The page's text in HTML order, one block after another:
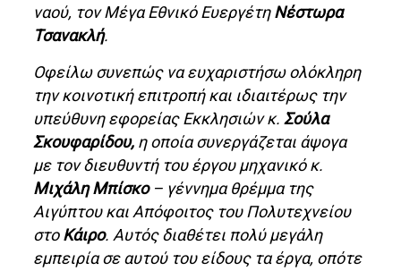
ναού, τον Μέγα Εθνικό ΕυεργέτηΝέστωρα
Τσανακλή.
Οφείλω συνεπώς να ευχαριστήσω ολόκληρη
την κοινοτική επιτροπή και ιδιαιτέρως την
υπεύθυνη εφορείας Εκκλησιών κ.Σούλα
Σκουφαρίδου, η οποία συνεργάζεται άψογα
με τον διευθυντή του έργου μηχανικό κ.
Μιχάλη Μπίσκο– γέννημα θρέμμα της
Αιγύπτου και Απόφοιτος του Πολυτεχνείου
στοΚάιρο. Αυτός διαθέτει πολύ μεγάλη
εμπειρία σε αυτού του είδους τα έργα, οπότε